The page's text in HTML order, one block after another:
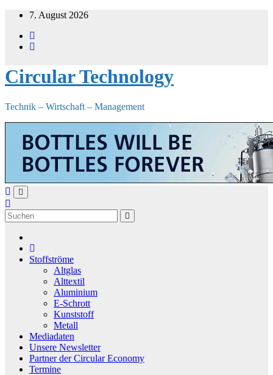
Zum
springen
7. August 2026
Circular Technology
Technik – Wirtschaft – Management
Stoffströme
Altglas
Alttextil
Aluminium
E-Schrott
Kunststoff
Metall
Mediadaten
Unsere Newsletter
Partner der Circular Economy
Termine